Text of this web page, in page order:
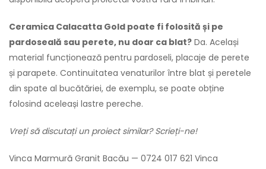
Ceramica Calacatta Gold poate fi folosită și pe
pardoseală sau perete, nu doar ca blat? Da. Același
material funcționează pentru pardoseli, placaje de perete
și parapete. Continuitatea venaturilor între blat și peretele
din spate al bucătăriei, de exemplu, se poate obține
folosind aceleași lastre pereche.
Vreți să discutați un proiect similar? Scrieți-ne!
Vinca Marmură Granit Bacău — 0724 017 621 Vinca